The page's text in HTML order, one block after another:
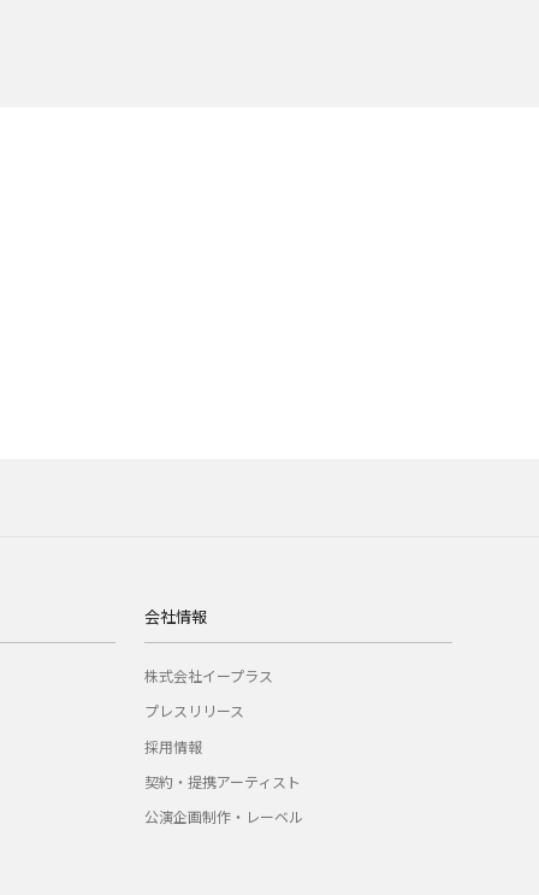
会社情報
株式会社イープラス
プレスリリース
採用情報
契約・提携アーティスト
公演企画制作・レーベル